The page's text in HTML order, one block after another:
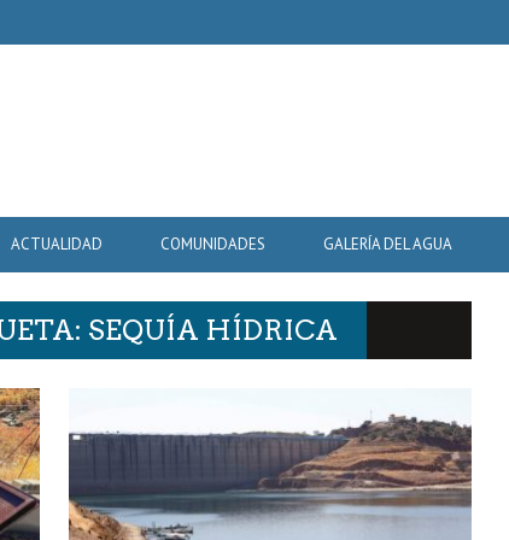
ACTUALIDAD COMUNIDADES GALERÍA DEL AGUA
SEQUÍA HÍDRICA